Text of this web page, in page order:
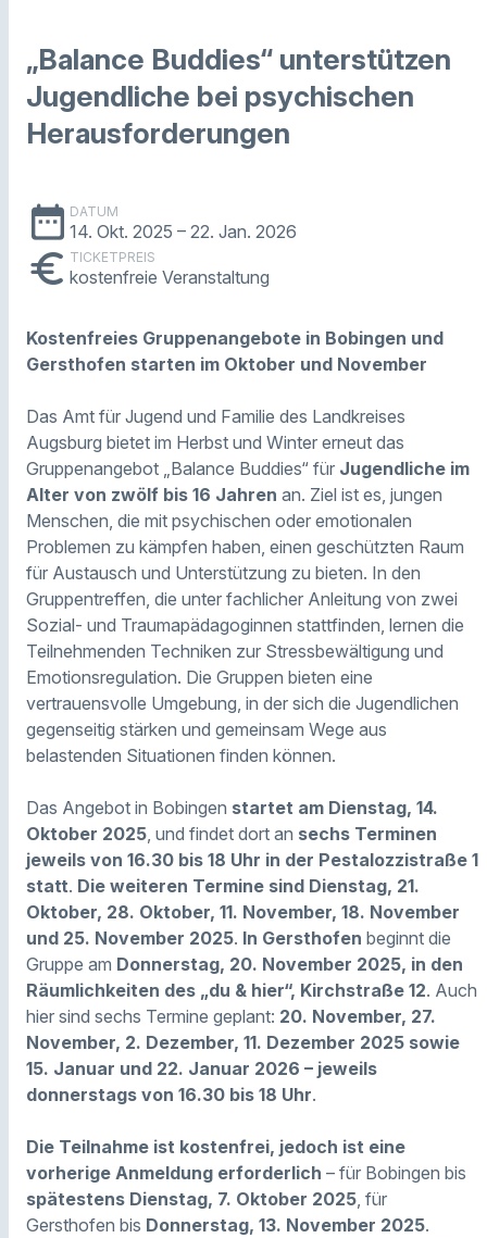
„Balance Buddies“ unterstützen
Jugendliche bei psychischen
Herausforderungen
date_range DATUM
14. Okt. 2025 – 22. Jan. 2026
euro TICKETPREIS
kostenfreie Veranstaltung
Kostenfreies Gruppenangebote in Bobingen und
Gersthofen starten im Oktober und November
Das Amt für Jugend und Familie des Landkreises
Augsburg bietet im Herbst und Winter erneut das
Gruppenangebot „Balance Buddies“ für Jugendliche im
Alter von zwölf bis 16 Jahren an. Ziel ist es, jungen
Menschen, die mit psychischen oder emotionalen
Problemen zu kämpfen haben, einen geschützten Raum
für Austausch und Unterstützung zu bieten. In den
Gruppentreffen, die unter fachlicher Anleitung von zwei
Sozial- und Traumapädagoginnen stattfinden, lernen die
Teilnehmenden Techniken zur Stressbewältigung und
Emotionsregulation. Die Gruppen bieten eine
vertrauensvolle Umgebung, in der sich die Jugendlichen
gegenseitig stärken und gemeinsam Wege aus
belastenden Situationen finden können.
Das Angebot in Bobingen startet am Dienstag, 14.
Oktober 2025 , und findet dort an sechs Terminen
jeweils von 16.30 bis 18 Uhr in der Pestalozzistraße 1
statt. Die weiteren Termine sind Dienstag, 21.
Oktober, 28. Oktober, 11. November, 18. November
und 25. November 2025. In Gersthofen beginnt die
Gruppe am Donnerstag, 20. November 2025, in den
Räumlichkeiten des „du & hier“, Kirchstraße 12. Auch
hier sind sechs Termine geplant: 20. November, 27.
November, 2. Dezember, 11. Dezember 2025 sowie
15. Januar und 22. Januar 2026 – jeweils
donnerstags von 16.30 bis 18 Uhr.
Die Teilnahme ist kostenfrei, jedoch ist eine
vorherige Anmeldung erforderlich – für Bobingen bis
spätestens Dienstag, 7. Oktober 2025 , für
Gersthofen bis Donnerstag, 13. November 2025.